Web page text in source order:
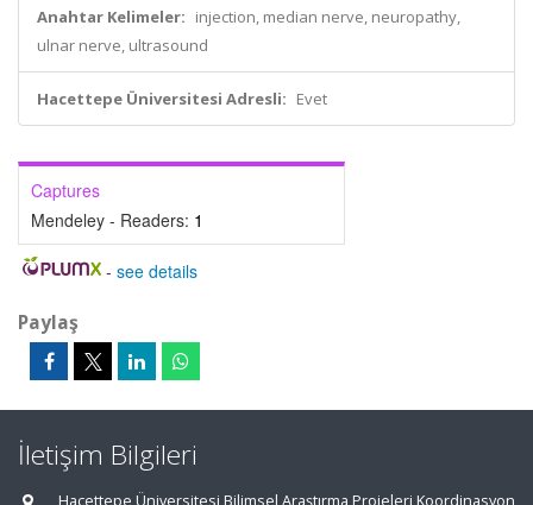
Anahtar Kelimeler: injection, median nerve, neuropathy,
ulnar nerve, ultrasound
Hacettepe Üniversitesi Adresli: Evet
Captures
Mendeley - Readers: 1
- see details
Paylaş
İletişim Bilgileri
Hacettepe Üniversitesi Bilimsel Araştırma Projeleri Koordinasyon